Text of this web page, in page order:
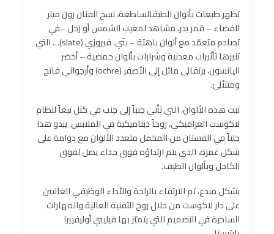
تظهر طبعات بألوان الطيفالساطعة، نسخ الفنان رون ميلر
للفضاء – قمر بدر، مشاهد لمغيب الشمس أو زحل –في
تصادم متعمّد مع ألوان باهتة – بنّي، فيروزي (slate)… التي
تنيرها تأثيرات معدنية وشرارات بألوان حمضية – أخضر
اليانسون، برتقالي مائل إلى الأصفر (ochre) وأرجواني فاتح
ومتلألئ.
تبث هذه الألوان، التي تأتي جنباً إلى جنب في كتل تبعاً لنظام
لاكوست الغرافيكي، روحاً ديناميكية في الملابس. يبدو هذا
جلياً في الفستان من المخمل متعدد الألوان مع دوامة على
شكل غمزة، الذي يتم ارتداؤه فوق حذاء يصل لفوق
الكاحل وبألوان الطيف.
بشكل مبدع، تم الارتقاء بالراحة والأداء الوظيفي الغاليين
على دار لاكوست من خلال روح التقنية العالية والمهارات
الساحرة في التصميم التي يتميّز بها فيليبي أوليفييرا